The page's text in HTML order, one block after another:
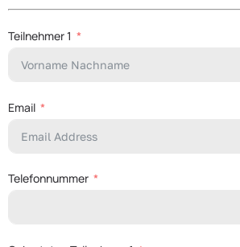
Teilnehmer 1
Email
Telefonnummer